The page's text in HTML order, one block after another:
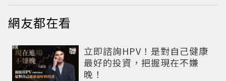
網友都在看
立即諮詢HPV！是對自己健康
最好的投資，把握現在不嫌
晚！
PR